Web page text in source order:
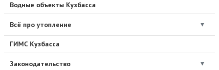
Водные объекты Кузбасса
Всё про утопление ▼
ГИМС Кузбасса
Законодательство ▼